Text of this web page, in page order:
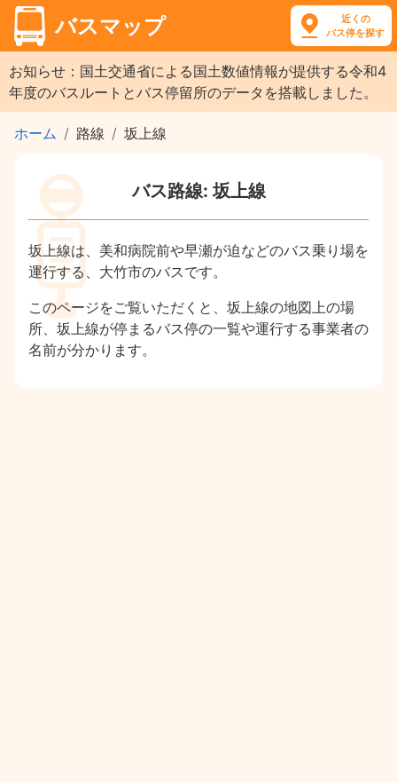
バスマップ
近くの
バス停を探す
お知らせ：国土交通省による国土数値情報が提供する令和4
年度のバスルートとバス停留所のデータを搭載しました。
ホーム 路線 坂上線
バス路線: 坂上線
坂上線は、美和病院前や早瀬が迫などのバス乗り場を
運行する、大竹市のバスです。
このページをご覧いただくと、坂上線の地図上の場
所、坂上線が停まるバス停の一覧や運行する事業者の
名前が分かります。